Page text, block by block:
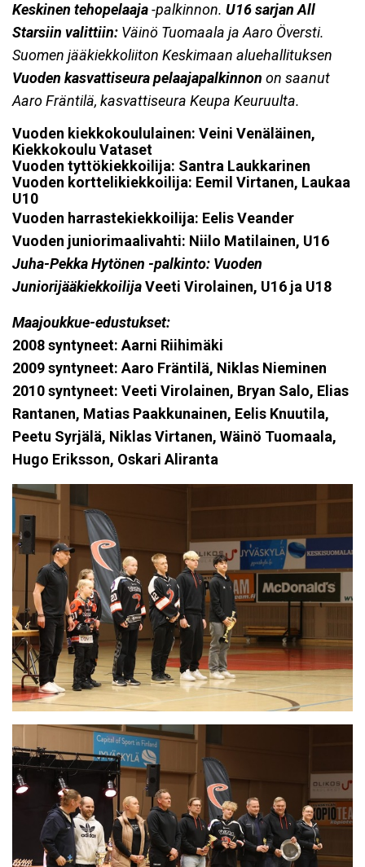
Keskinen tehopelaaja-palkinnon. U16 sarjan All
Starsiin valittiin: Väinö Tuomaala ja Aaro Översti.
Suomen jääkiekkoliiton Keskimaan aluehallituksen
Vuoden kasvattiseura pelaajapalkinnon on saanut
Aaro Fräntilä, kasvattiseura Keupa Keuruulta.
Vuoden kiekkokoululainen: Veini Venäläinen,
Kiekkokoulu Vataset
Vuoden tyttökiekkoilija: Santra Laukkarinen
Vuoden korttelikiekkoilija: Eemil Virtanen, Laukaa
U10
Vuoden harrastekiekkoilija: Eelis Veander
Vuoden juniorimaalivahti: Niilo Matilainen, U16
Juha-Pekka Hytönen -palkinto: Vuoden
JuniorijääkiekkoilijaVeeti Virolainen, U16 ja U18
Maajoukkue-edustukset:
2008 syntyneet: Aarni Riihimäki
2009 syntyneet: Aaro Fräntilä, Niklas Nieminen
2010 syntyneet: Veeti Virolainen, Bryan Salo, Elias
Rantanen, Matias Paakkunainen, Eelis Knuutila,
Peetu Syrjälä, Niklas Virtanen, Wäinö Tuomaala,
Hugo Eriksson, Oskari Aliranta